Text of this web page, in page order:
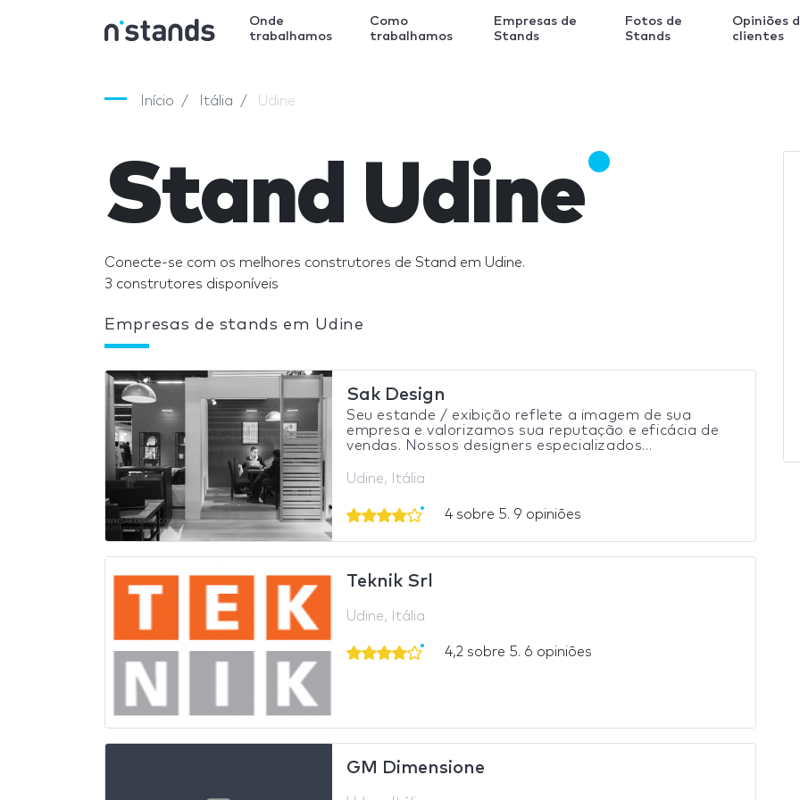
Onde
trabalhamos
Como
trabalhamos
Empresas de
Stands
Fotos de
Stands
Opiniões
clientes
Início Itália Udine
Stand Udine
Conecte-se com os melhores construtores de Stand em Udine.
3 construtores disponíveis
Empresas de stands em Udine
Sak Design
Seu estande / exibição reflete a imagem de sua
empresa e valorizamos sua reputação e eficácia de
vendas. Nossos designers especializados...
Udine, Itália
4 sobre 5. 9 opiniões
Teknik Srl
Udine, Itália
4,2 sobre 5. 6 opiniões
GM Dimensione